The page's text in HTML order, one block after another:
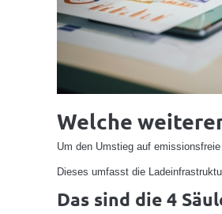
Welche
Um den Umstieg auf
Dieses umfasst die
Das sind die 4